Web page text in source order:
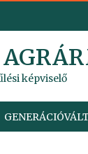
képviselő